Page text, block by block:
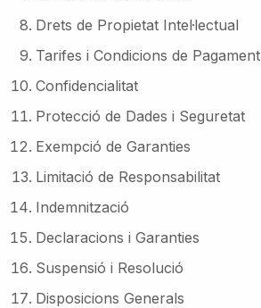
Drets de Propietat Intel·lectual
Tarifes i Condicions de Pagament
Confidencialitat
Protecció de Dades i Seguretat
Exempció de Garanties
Limitació de Responsabilitat
Indemnització
Declaracions i Garanties
Suspensió i Resolució
Disposicions Generals